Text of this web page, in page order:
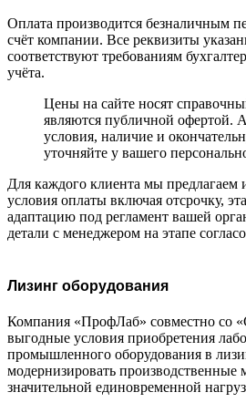
Оплата производится безналичным
счёт компании. Все реквизиты
соответствуют требованиям
учёта.
Цены на сайте носят
являются публичной офертой.
условия, наличие и
уточняйте у вашего
Для каждого клиента мы предлагаем
условия оплаты включая отсрочку,
адаптацию под регламент вашей
детали с менеджером на этапе
Лизинг оборудования
Компания «ПрофЛаб» совместно со
выгодные условия приобретения
промышленного оборудования в
модернизировать производственные
значительной единовременной